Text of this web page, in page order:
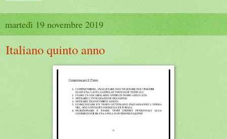
martedì 19 novembre 2019
Italiano quinto anno